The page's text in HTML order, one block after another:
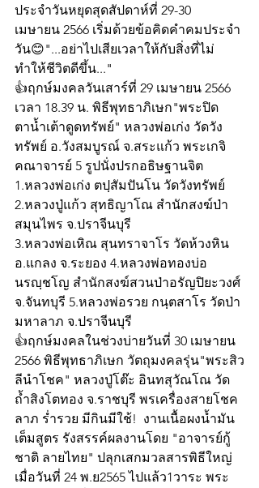
ประจำวันหยุดสุดสัปดาห์ที่ 29-30
เมษายน 2566 เริ่มด้วยข้อคิดคำคมประจำ
วัน😊"...อย่าไปเสียเวลาให้กับสิ่งที่ไม่
ทำให้ชีวิตดีขึ้น..."
👍ฤกษ์มงคลวันเสาร์ที่ 29 เมษายน 2566
เวลา 18.39 น. พิธีพุทธาภิเษก"พระปิด
ตาน้ำเต้าดูดทรัพย์" หลวงพ่อเก่ง วัดวัง
ทรัพย์ อ.วังสมบูรณ์ จ.สระแก้ว พระเกจิ
คณาจารย์ 5 รูปนั่งปรกอธิษฐานจิต
1.หลวงพ่อเก่ง ตปฺสัมปันโน วัดวังทรัพย์
2.หลวงปู่แก้ว สุทธิญาโณ สำนักสงฆ์ป่า
สมุนไพร จ.ปราจีนบุรี
3.หลวงพ่อเหิณ สุนทราจาโร วัดห้วงหิน
อ.แกลง จ.ระยอง 4.หลวงพ่อทองบ่อ
นรญฺชโญ สำนักสงฆ์สวนป่าอรัญปิยะวงศ์
จ.จันทบุรี 5.หลวงพ่อรวย กนฺตสาโร วัดป่า
มหาลาภ จ.ปราจีนบุรี
👍ฤกษ์มงคลในช่วงบ่ายวันที่ 30 เมษายน
2566 พิธีพุทธาภิเษก วัตถุมงคลรุ่น"พระสิว
ลีนำโชค" หลวงปู่โต๊ะ อินทสุวัณโณ วัด
ถ้ำสิงโตทอง จ.ราชบุรี พรเครื่องสายโชค
ลาภ ร่ำรวย มีกินมีใช้!  งานเนื้อผงน้ำมัน
เต็มสูตร รังสรรค์ผลงานโดย "อาจารย์กู้
ชาติ ลายไทย" ปลุกเสกมวลสารพิธีใหญ่
เมื่อวันที่ 24 พ.ย2565 ไปแล้ว1วาระ พระ